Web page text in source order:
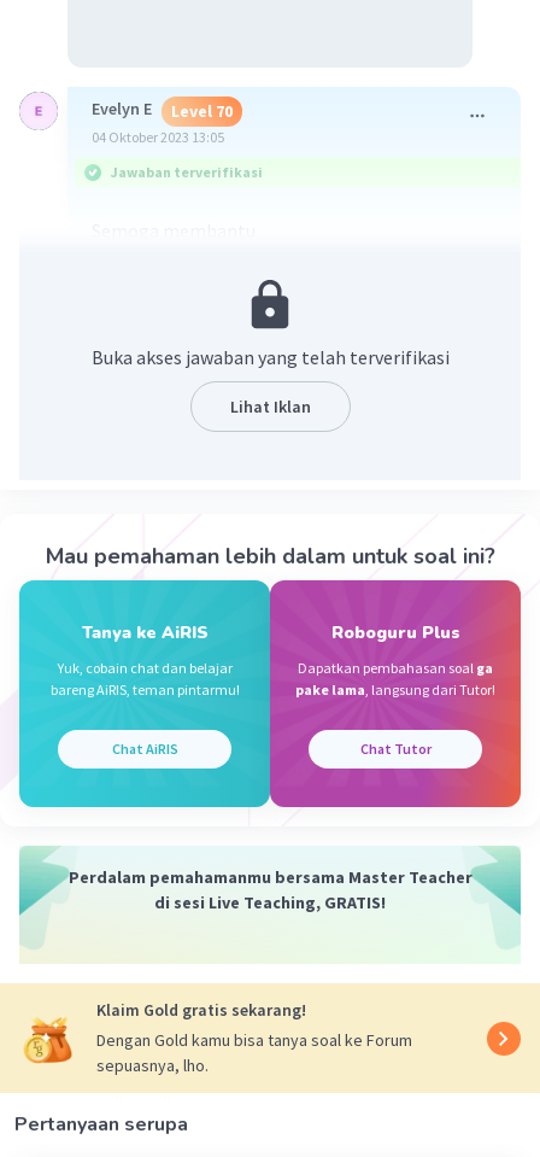
Evelyn E Level 70
04 Oktober 2023 13:05
Jawaban terverifikasi
Sumber W Community Level 72
Jawaban terverifikasi
Kolam = 1/4 bagian
Sisanya ditanami Palawija.
Luas yang ditanami palawija = 140 m2
Penyelesaian :
Palawija = 1 - (1/4 + 0,4)
= 0,35 bagian
= 7/20 bagian
Yang ditanami palawija adalah 0,35 bagian atau
7/20 bagian
Buka akses jawaban yang telah terverifikasi
Lihat Iklan
Mau pemahaman lebih dalam untuk soal ini?
Tanya ke AiRIS
Yuk, cobain chat dan belajar
bareng AiRIS, teman pintarmu!
Chat AiRIS
Roboguru Plus
Dapatkan pembahasan soal ga
pake lama, langsung dari Tutor!
Chat Tutor
Perdalam pemahamanmu bersama Master Teacher
di sesi Live Teaching, GRATIS!
Klaim Gold gratis sekarang!
Dengan Gold kamu bisa tanya soal ke Forum
sepuasnya, lho.
Pertanyaan serupa